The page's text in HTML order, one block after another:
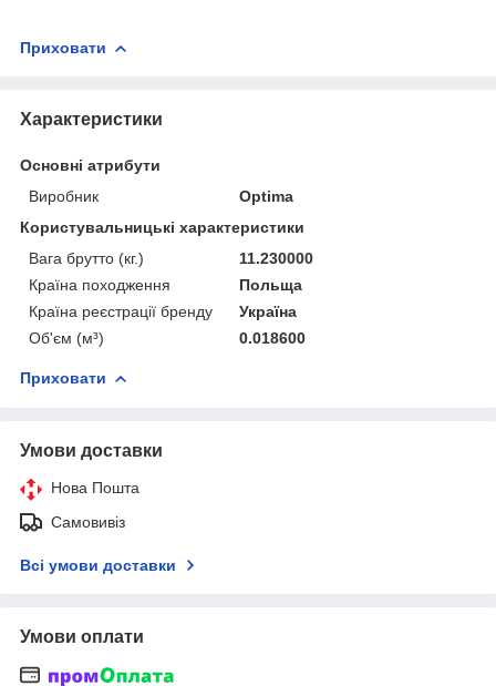
Приховати
Характеристики
Основні атрибути
Виробник
Optima
Користувальницькі характеристики
Вага брутто (кг.)
11.230000
Країна походження
Польща
Країна реєстрації бренду
Україна
Об'єм (м³)
0.018600
Приховати
Умови доставки
Нова Пошта
Самовивіз
Всі умови доставки
Умови оплати